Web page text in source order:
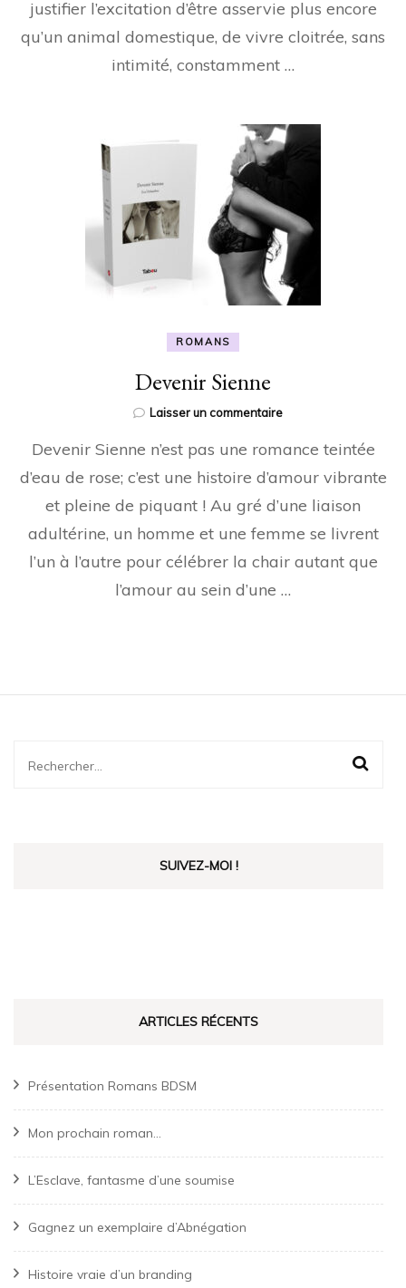
justifier l’excitation d’être asservie plus encore
qu’un animal domestique, de vivre cloitrée, sans
intimité, constamment …
ROMANS
Devenir Sienne
Laisser un commentairesur
Sienne
Devenir Sienne n’est pas une romance teintée
d’eau de rose; c’est une histoire d’amour vibrante
et pleine de piquant ! Au gré d’une liaison
adultérine, un homme et une femme se livrent
l’un à l’autre pour célébrer la chair autant que
l’amour au sein d’une …
Rechercher :
SUIVEZ-MOI !
ARTICLES RÉCENTS
Présentation Romans BDSM
Mon prochain roman…
L’Esclave, fantasme d’une soumise
Gagnez un exemplaire d’Abnégation
Histoire vraie d’un branding